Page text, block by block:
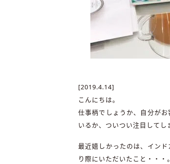
[2019.4.14]
こんにちは。
仕事柄でしょうか、自分が
いるか、ついつい注目してし
最近嬉しかったのは、イン
り際にいただいたこと・・・。